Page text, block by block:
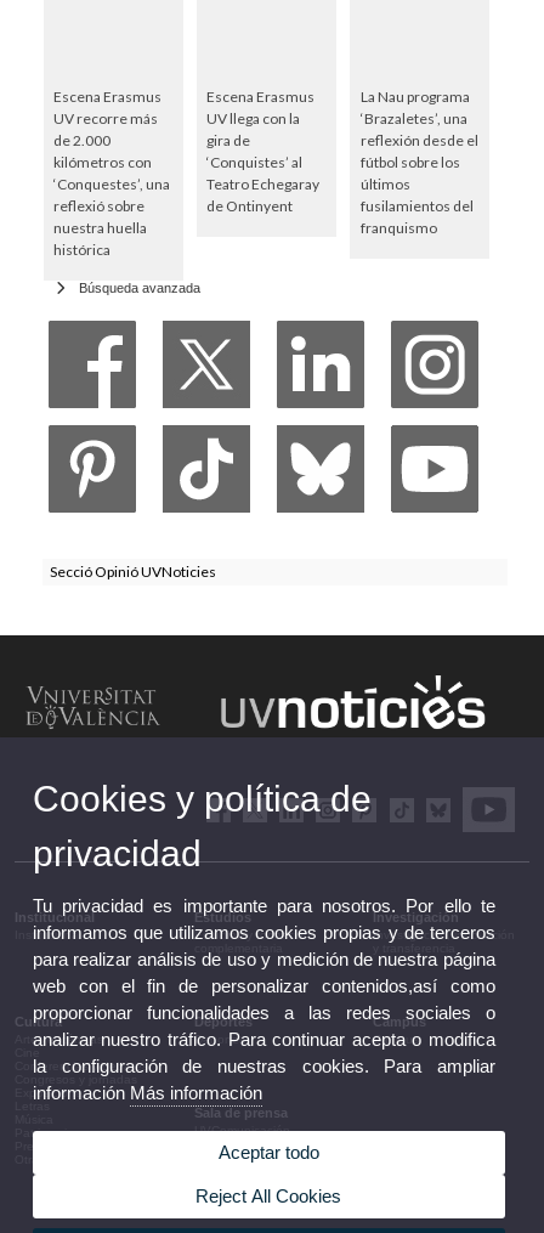
Escena Erasmus
UV recorre más
de 2.000
kilómetros con
‘Conquestes’, una
reflexió sobre
nuestra huella
histórica
Escena Erasmus
UV llega con la
gira de
‘Conquistes’ al
Teatro Echegaray
de Ontinyent
La Nau programa
‘Brazaletes’, una
reflexión desde el
fútbol sobre los
últimos
fusilamientos del
franquismo
Búsqueda avanzada
Secció Opinió UVNoticies
Institucional
Institucional
Estudios
Estudios y formación
Investigación
Investigación, innovación
Cultura
Artes escénicas
Conferencias y debates
Congresos y jornadas
Exposiciones
Patrimonio
Deportes
Deportes
Campus
Campus
Sala de prensa
UVComunicación
Notas de prensa
Agenda de gobierno
Información corporativa
Cookies y política de
privacidad
Tu privacidad es importante para nosotros. Por ello te
informamos que utilizamos cookies propias y de terceros
para realizar análisis de uso y medición de nuestra página
web con el fin de personalizar contenidos,así como
proporcionar funcionalidades a las redes sociales o
analizar nuestro tráfico. Para continuar acepta o modifica
la configuración de nuestras cookies. Para ampliar
información Más información
Aceptar todo
Reject All Cookies